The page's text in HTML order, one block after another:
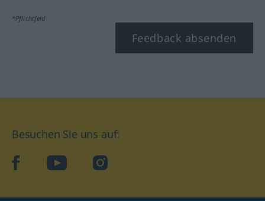
*Pflichtfeld
Feedback absenden
Besuchen Sie uns auf:
facebookYouTube Instagram